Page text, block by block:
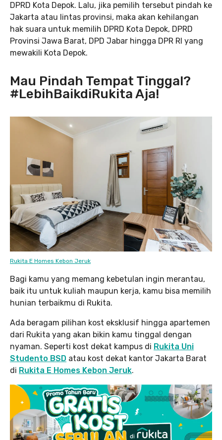
DPRD Kota Depok. Lalu, jika pemilih tersebut pindah ke
Jakarta atau lintas provinsi, maka akan kehilangan
hak suara untuk memilih DPRD Kota Depok, DPRD
Provinsi Jawa Barat, DPD Jabar hingga DPR RI yang
mewakili Kota Depok.
Mau Pindah Tempat Tinggal?
#LebihBaikdiRukita Aja!
Rukita E Homes Kebon Jeruk
Bagi kamu yang memang kebetulan ingin merantau,
baik itu untuk kuliah maupun kerja, kamu bisa memilih
hunian terbaikmu di Rukita.
Ada beragam pilihan kost eksklusif hingga apartemen
dari Rukita yang akan bikin kamu tinggal dengan
nyaman. Seperti kost dekat kampus di Rukita Uni
Studento BSD atau kost dekat kantor Jakarta Barat
di Rukita E Homes Kebon Jeruk.